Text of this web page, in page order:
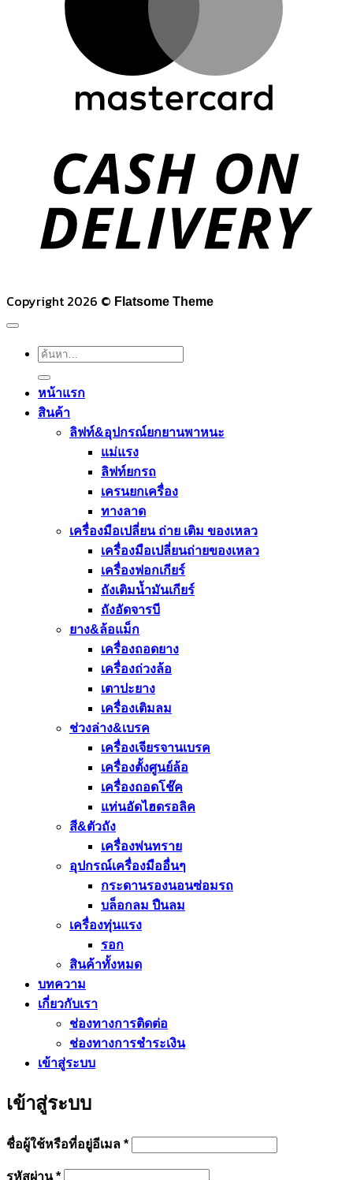
Copyright 2026 © Flatsome Theme
ค้นหา:
หน้าแรก
สินค้า
ลิฟท์&อุปกรณ์ยกยานพาหนะ
แม่แรง
ลิฟท์ยกรถ
เครนยกเครื่อง
ทางลาด
เครื่องมือเปลี่ยน ถ่าย เติม ของเหลว
เครื่องมือเปลี่ยนถ่ายของเหลว
เครื่องฟอกเกียร์
ถังเติมน้ำมันเกียร์
ถังอัดจารบี
ยาง&ล้อแม็ก
เครื่องถอดยาง
เครื่องถ่วงล้อ
เตาปะยาง
เครื่องเติมลม
ช่วงล่าง&เบรค
เครื่องเจียรจานเบรค
เครื่องตั้งศูนย์ล้อ
เครื่องถอดโช๊ค
แท่นอัดไฮดรอลิค
สี&ตัวถัง
เครื่องพ่นทราย
อุปกรณ์เครื่องมืออื่นๆ
กระดานรองนอนซ่อมรถ
บล็อกลม ปืนลม
เครื่องทุ่นแรง
รอก
สินค้าทั้งหมด
บทความ
เกี่ยวกับเรา
ช่องทางการติดต่อ
ช่องทางการชำระเงิน
เข้าสู่ระบบ
เข้าสู่ระบบ
ชื่อผู้ใช้หรือที่อยู่อีเมล *ต้องการ
รหัสผ่าน*ต้องการ